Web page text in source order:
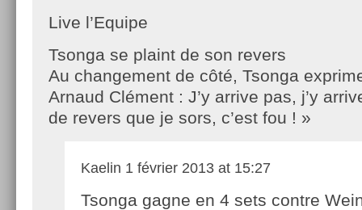
Live l’Equipe
Tsonga se plaint de son revers
Au changement de côté, Tsonga
Arnaud Clément : J’y arrive pas, j’y
de revers que je sors, c’est fou ! »
Kaelin 1 février 2013 at 15:27
Tsonga gagne en 4 sets contre